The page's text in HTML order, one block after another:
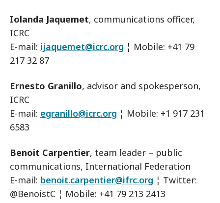
Iolanda Jaquemet, communications officer,
ICRC
E-mail: ijaquemet@icrc.org ¦ Mobile: +41 79
217 32 87
Ernesto Granillo, advisor and spokesperson,
ICRC
E-mail: egranillo@icrc.org ¦ Mobile: +1 917 231
6583
Benoit Carpentier, team leader – public
communications, International Federation
E-mail: benoit.carpentier@ifrc.org ¦ Twitter:
@BenoistC ¦ Mobile: +41 79 213 2413